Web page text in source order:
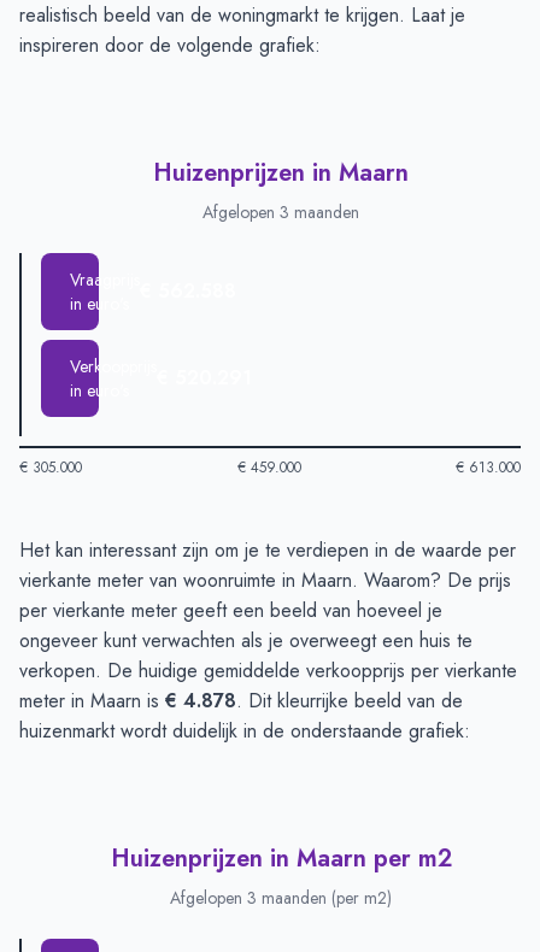
realistisch beeld van de woningmarkt te krijgen. Laat je
inspireren door de volgende grafiek:
Huizenprijzen in Maarn
Afgelopen 3 maanden
Vraagprijs
in euro's
Verkoopprijs
in euro's
€ 305.000 € 459.000 € 613.000
Huizenprijzen in Maarn-Afgelopen 3 maanden
Type
Bedrag
Vraagprijs in euro's
€ 562.588
Verkoopprijs in euro's
€ 520.291
Het kan interessant zijn om je te verdiepen in de waarde per
vierkante meter van woonruimte in Maarn. Waarom? De prijs
per vierkante meter geeft een beeld van hoeveel je
ongeveer kunt verwachten als je overweegt een huis te
verkopen. De huidige gemiddelde verkoopprijs per vierkante
meter in Maarn is € 4.878. Dit kleurrijke beeld van de
huizenmarkt wordt duidelijk in de onderstaande grafiek:
Huizenprijzen in Maarn per m2
Afgelopen 3 maanden (per m2)